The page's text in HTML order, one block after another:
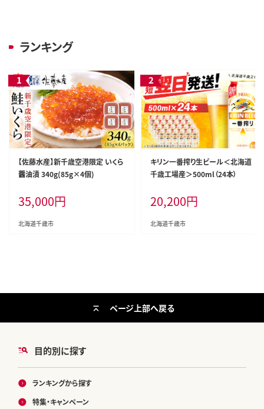
ランキング
【佐藤水産】新千歳空港限定 いくら
醤油漬 340g(85g×4個)
35,000円
北海道千歳市
キリン一番搾り生ビール＜北海道
千歳工場産＞500ml（24本）
20,200円
北海道千歳市
目的別に探す
ランキングから探す
特集・キャンペーン
ページ上部へ戻る